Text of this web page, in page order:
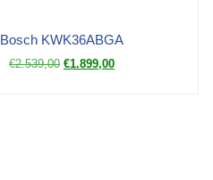
Bosch KWK36ABGA
€2.539,00 €1.899,00